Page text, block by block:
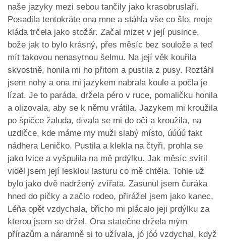
naše jazyky mezi sebou tančily jako krasobruslaři.
Posadila tentokráte ona mne a stáhla vše co šlo, moje
kláda trčela jako stožár. Začal mizet v její pusince,
bože jak to bylo krásný, přes měsíc bez soulože a teď
mít takovou nenasytnou šelmu. Na její věk kouřila
skvostně, honila mi ho přitom a pustila z pusy. Roztáhl
jsem nohy a ona mi jazykem nabrala koule a počla je
lízat. Je to paráda, držela péro v ruce, pomaličku honila
a olizovala, aby se k němu vrátila. Jazykem mi kroužila
po špičce žaluda, dívala se mi do očí a kroužila, na
uzdičce, kde máme my muži slabý místo, úúúú fakt
nádhera Leničko. Pustila a klekla na čtyři, prohla se
jako lvice a vyšpulila na mě prdýlku. Jak měsíc svítil
viděl jsem její lesklou lasturu co mě chtěla. Tohle už
bylo jako dvě nadržený zvířata. Zasunul jsem čuráka
hned do pičky a začlo rodeo, přirážel jsem jako kanec,
Léňa opět vzdychala, břicho mi plácalo jeji prdýlku za
kterou jsem se držel. Ona statečne držela mým
přírazům a náramně si to užívala, jó jóó vzdychal, když